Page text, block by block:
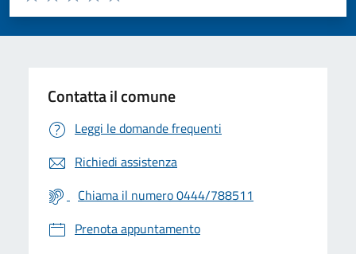
Valuta 5 stelle su 5
Valuta 4 stelle su 5
Valuta 3 stelle su 5
Valuta 2 stelle su 5
Valuta 1 stelle su 5
Contatta il comune
Leggi le domande frequenti
Richiedi assistenza
Chiama il numero 0444/788511
Prenota appuntamento